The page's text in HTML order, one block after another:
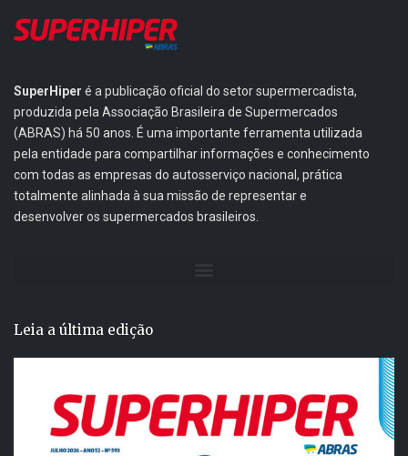
SuperHiper é a publicação oficial do setor supermercadista,
produzida pela Associação Brasileira de Supermercados
(ABRAS) há 50 anos. É uma importante ferramenta utilizada
pela entidade para compartilhar informações e conhecimento
com todas as empresas do autosserviço nacional, prática
totalmente alinhada à sua missão de representar e
desenvolver os supermercados brasileiros.
Leia a última edição